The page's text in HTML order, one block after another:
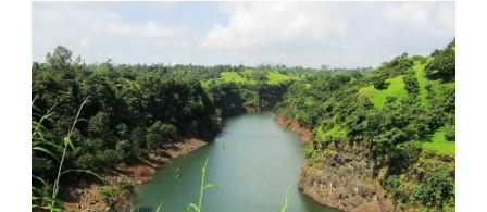
Alert:
प्रवरा
नदीकाठच्या
नागरिकांना
सतर्कतेचा